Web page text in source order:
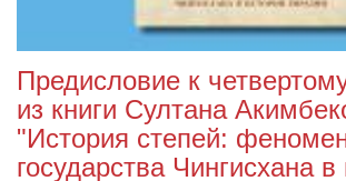
Предисловие к
из книги Султана
"История степей:
государства Чингисхана в